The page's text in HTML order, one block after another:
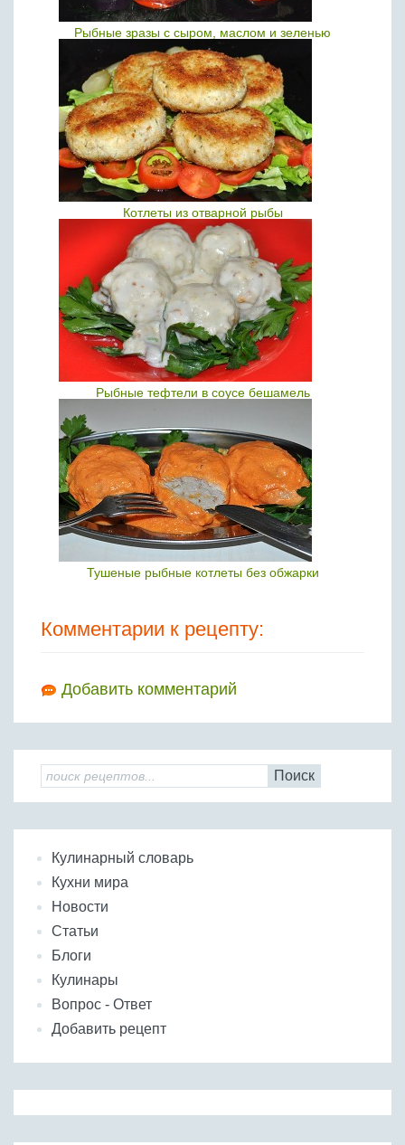
Рыбные зразы с сыром, маслом и зеленью
Котлеты из отварной рыбы
Рыбные тефтели в соусе бешамель
Тушеные рыбные котлеты без обжарки
Комментарии к рецепту:
Добавить комментарий
Поиск
Кулинарный словарь
Кухни мира
Новости
Статьи
Блоги
Кулинары
Вопрос - Ответ
Добавить рецепт